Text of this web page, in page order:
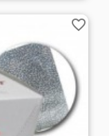
favorite_border